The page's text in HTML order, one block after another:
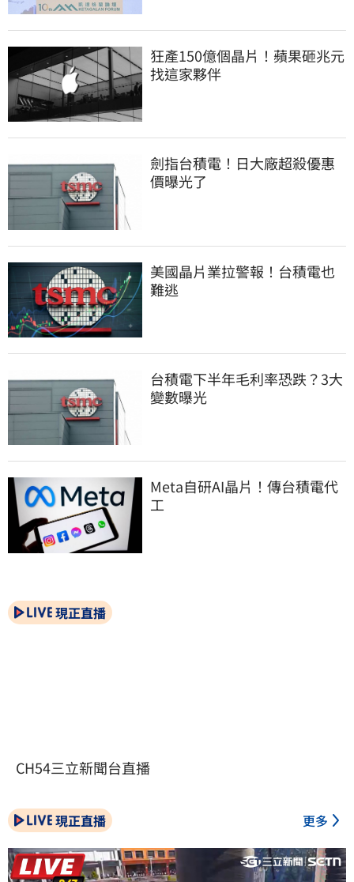
狂產150億個晶片！蘋果砸兆元
找這家夥伴
劍指台積電！日大廠超殺優惠
價曝光了
美國晶片業拉警報！台積電也
難逃
台積電下半年毛利率恐跌？3大
變數曝光
Meta自研AI晶片！傳台積電代
工
現正直播
CH54三立新聞台直播
現正直播 更多